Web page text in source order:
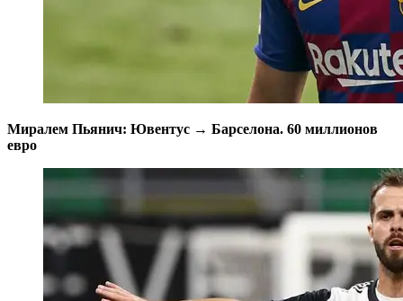
Миралем Пьянич: Ювентус → Барселона. 60 миллионов
евро